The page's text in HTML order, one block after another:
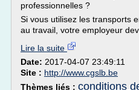
professionnelles ?
Si vous utilisez les transports
au travail, votre employeur
Lire la suite
Date: 2017-04-07 23:49:11
Site : http://www.cgslb.be
Thèmes liés : conditions